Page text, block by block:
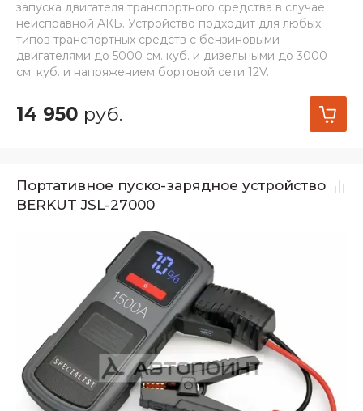
запуска двигателя транспортного средства в случае
неисправной АКБ. Устройство подходит для любых
типов транспортных средств с бензиновыми
двигателями до 5000 см. куб. и дизельными до 3000
см. куб. и напряжением бортовой сети 12V.
14 950 руб.
Портативное пуско-зарядное устройство
BERKUT JSL-27000